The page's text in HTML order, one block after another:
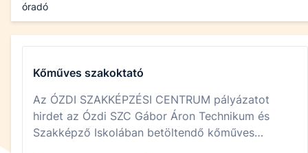
óradó
Kőműves szakoktató
Az ÓZDI SZAKKÉPZÉSI CENTRUM pályázatot
hirdet az Ózdi SZC Gábor Áron Technikum és
Szakképző Iskolában betöltendő kőműves